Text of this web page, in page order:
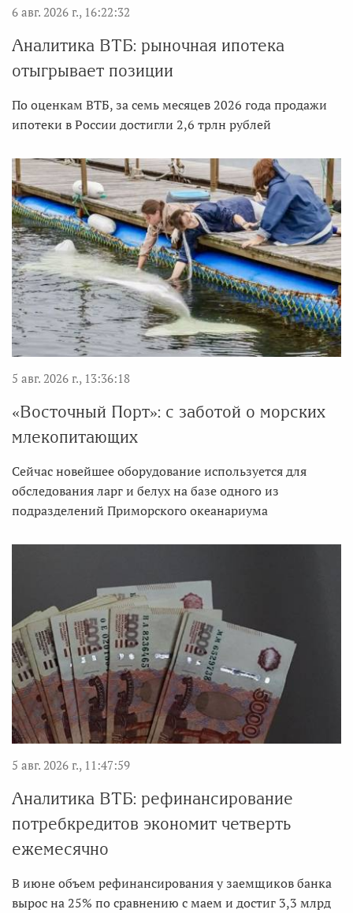
6 авг. 2026 г., 16:22:32
Аналитика ВТБ: рыночная ипотека
отыгрывает позиции
По оценкам ВТБ, за семь месяцев 2026 года продажи
ипотеки в России достигли 2,6 трлн рублей
5 авг. 2026 г., 13:36:18
«Восточный Порт»: с заботой о морских
млекопитающих
Сейчас новейшее оборудование используется для
обследования ларг и белух на базе одного из
подразделений Приморского океанариума
5 авг. 2026 г., 11:47:59
Аналитика ВТБ: рефинансирование
потребкредитов экономит четверть
ежемесячно
В июне объем рефинансирования у заемщиков банка
вырос на 25% по сравнению с маем и достиг 3,3 млрд